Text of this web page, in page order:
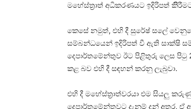
මහේස්ත්‍රාත් අධිකරණයට ඉදිරිපත්
කෙසේ නමුත්, එහි දී සුරේෂ් සලේ
සම්බන්ධයෙන් ඉදිරිපත් වී ඇති සාක්ෂි
දෙපාර්තමේන්තුව ඊට පිළිතුරු ලෙස
කළ බව එහි දී සඳහන් කරනු ලැබුවා.
එහි දී මහේස්ත්‍රාත්වරයා එම සියලු
දෙපාර්තමේන්තුවට දැනුම් දුන් අතර,